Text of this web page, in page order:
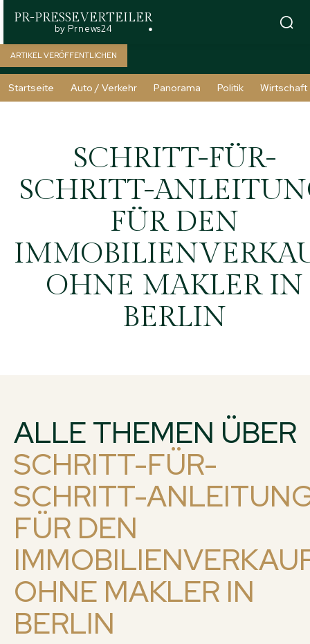
PR-PRESSEVERTEILER
by Prnews24
ARTIKEL VERÖFFENTLICHEN
Startseite Auto / Verkehr Panorama Politik Wirtschaft
SCHRITT-FÜR-
SCHRITT-
FÜR DEN
OHNE MAKLER IN
BERLIN
ALLE THEMEN ÜBER
SCHRITT-FÜR-
SCHRITT-
FÜR DEN
OHNE MAKLER IN
BERLIN